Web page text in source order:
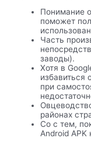
Понимание
поможет
Часть
заводы).
Хотя в
избавиться
при
районах
Со с тем,
Android APK